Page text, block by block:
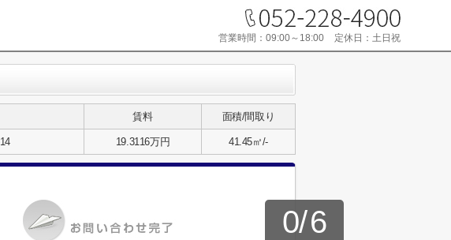
営業時間： 09:00～18:00 定休日： 土日祝
賃料 面積/間取り
19.3116万円 41.45㎡/-
0/6